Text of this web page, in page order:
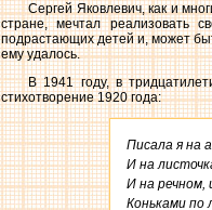
Сергей Яковлевич, как и
стране, мечтал реализовать
подрастающих детей и, может
ему удалось.
В 1941 году, в
стихотворение 1920 года:
Писала я на
И на
И на речном,
Коньками по